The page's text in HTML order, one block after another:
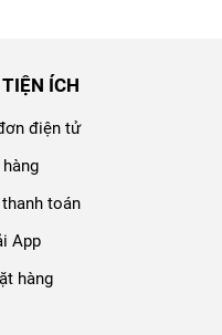
ÍCH
điện tử
toán
App
hàng